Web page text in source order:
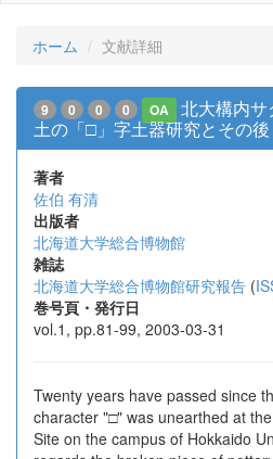
ホーム 文献詳細
9 0 0 0 OA
北大構内
土の「□」字土器研究とその
著者
佐伯 有清
出版者
北海道大学総合博物館
雑誌
北海道大学総合博物館研究報告 (
巻号頁・発行日
vol.1, pp.81-99, 2003-03-31
Twenty years have passed since
character "□" was unearthed at
Site on the campus of Hokkaido